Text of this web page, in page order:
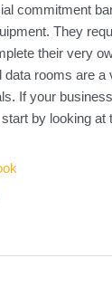
commitment
They
their very
data rooms are a
If your
by looking at